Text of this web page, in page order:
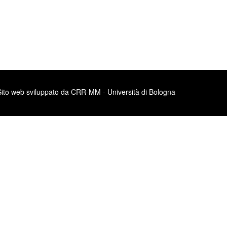
web sviluppato da CRR-MM - Università di Bologna